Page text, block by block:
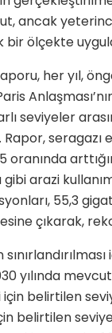
ancak
ölçekte
her yıl,
seviyeler
seragazı
oranında
arazi
55,3
çıkarak,
sınırlandırılması
yılında
belirtilen
belirtilen